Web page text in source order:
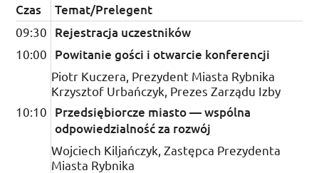
Czas Temat/Prelegent
09:30 Rejestracja uczestników
10:00 Powitanie gości i otwarcie konferencji
Piotr Kuczera, Prezydent Miasta Rybnika
Krzysztof Urbańczyk, Prezes Zarządu Izby
10:10
Przedsiębiorcze miasto — wspólna
odpowiedzialność za rozwój
Wojciech Kiljańczyk, Zastępca Prezydenta
Miasta Rybnika